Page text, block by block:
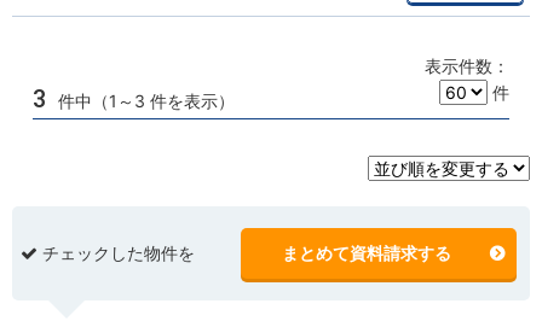
3 件中（1～3 件を表示）
表示件数：
件
チェックした物件を まとめて資料請求する